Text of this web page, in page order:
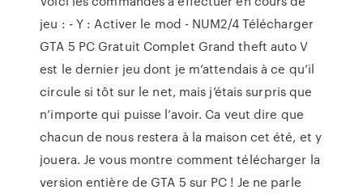
jeu : - Y : Activer le mod - NUM2/4 Télécharger
GTA 5 PC Gratuit Complet Grand theft auto V
est le dernier jeu dont je m’attendais à ce qu’il
circule si tôt sur le net, mais j’étais surpris que
n’importe qui puisse l’avoir. Ca veut dire que
chacun de nous restera à la maison cet été, et y
jouera. Je vous montre comment télécharger la
version entière de GTA 5 sur PC ! Je ne parle